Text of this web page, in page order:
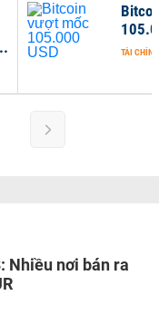
2025
Nhiều nơi bán ra